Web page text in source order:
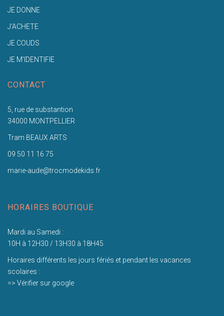
JE DONNE
J'ACHETE
JE COUDS
JE M'IDENTIFIE
CONTACT
5, rue de substantion
34000 MONTPELLIER
Tram BEAUX ARTS
09 50 11 16 75
marie-aude@trocmodekids.fr
HORAIRES BOUTIQUE
Mardi au Samedi :
10H à 12H30 / 13H30 à 18H45
Horaires différents les jours fériés et pendant les vacances
scolaires :
=> Vérifier sur google